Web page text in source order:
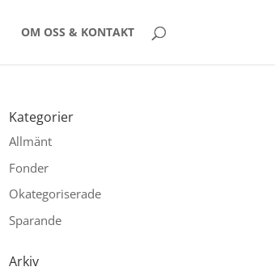
OM OSS & KONTAKT
Kategorier
Allmänt
Fonder
Okategoriserade
Sparande
Arkiv